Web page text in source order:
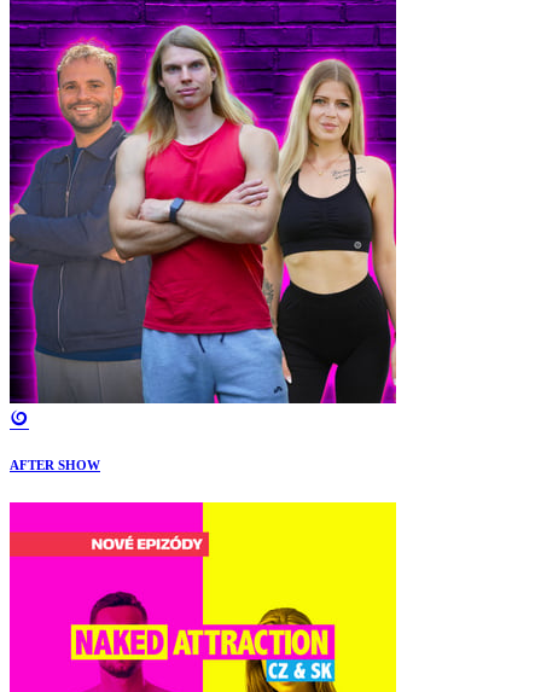
AFTER SHOW